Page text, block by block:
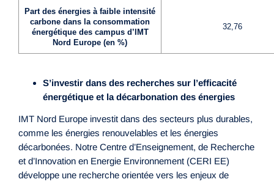
Part des énergies à faible intensité
carbone dans la consommation
énergétique des campus d’IMT
Nord Europe (en %)
32,76
S’investir dans des recherches sur l’efficacité
énergétique et la décarbonation des énergies
IMT Nord Europe investit dans des secteurs plus durables,
comme les énergies renouvelables et les énergies
décarbonées. Notre Centre d’Enseignement, de Recherche
et d’Innovation en Energie Environnement (CERI EE)
développe une recherche orientée vers les enjeux de